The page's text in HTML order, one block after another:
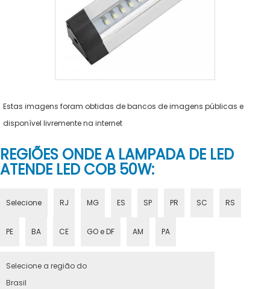
Estas imagens foram obtidas de bancos de imagens públicas e
disponível livremente na internet
REGIÕES ONDE A LAMPADA DE LED
ATENDE LED COB 50W:
Selecione RJ MG ES SP PR SC RS
PE BA CE GO e DF AM PA
Selecione a região do
Brasil